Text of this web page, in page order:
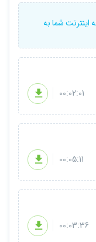
اینترنت شما به
00:02:01
00:05:11
00:03:36